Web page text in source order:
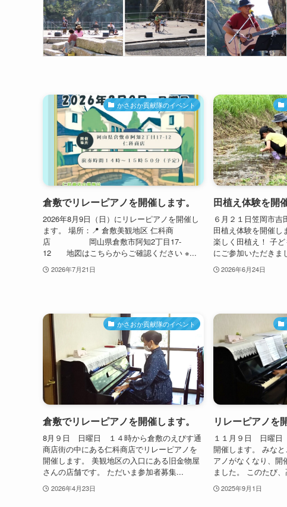
かさおか貢献隊のイベント
倉敷でリレーピアノを開催します。
2026年8月9日（日）にリレーピアノを開催し
ます。 場所：📍 倉敷美観地区 仁科商
店 岡山県倉敷市阿知2丁目17-
12 地図はこちらからご確認ください ※...
2026年7月21日
田植え体験を開
６月２１日笠岡市
田植え体験を開催し
楽しく田植え！ 子
にご参加いただきま
2026年6月24日
かさおか貢献隊のイベント
倉敷でリレーピアノを開催します。
8月９日 日曜日 １４時から倉敷のえびす通
商店街の中にある仁科商店でリレーピアノを
開催します。 美観地区の入口にある旧金物屋
さんの店舗です。 ただいま参加者募集...
2026年4月23日
リレーピアノを
１１月９日 日曜日
開催します。 みな
アノがなくなり、開
ました。 このたび
2025年9月1日